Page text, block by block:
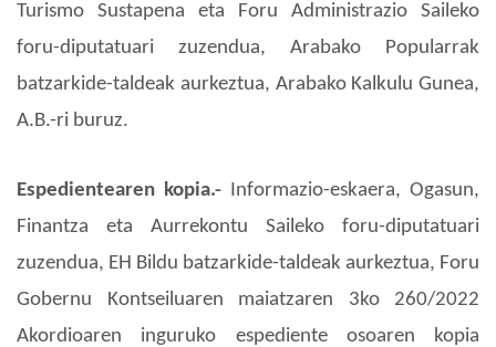
Turismo Sustapena eta Foru Administrazio Saileko
foru-diputatuari zuzendua, Arabako Popularrak
batzarkide-taldeak aurkeztua, Arabako Kalkulu Gunea,
A.B.-ri buruz.
Espedientearen kopia.- Informazio-eskaera, Ogasun,
Finantza eta Aurrekontu Saileko foru-diputatuari
zuzendua, EH Bildu batzarkide-taldeak aurkeztua, Foru
Gobernu Kontseiluaren maiatzaren 3ko 260/2022
Akordioaren inguruko espediente osoaren kopia